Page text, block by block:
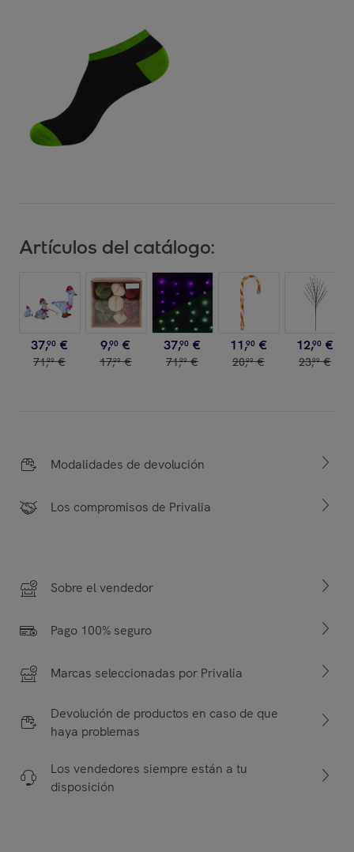
Artículos del catálogo:
37,90 €
71,99 €
9,90 €
17,99 €
37,90 €
71,99 €
11,90 €
20,99 €
12,90 €
23,99 €
Modalidades de devolución
Los compromisos de Privalia
Sobre el vendedor
Pago 100% seguro
Marcas seleccionadas por Privalia
Devolución de productos en caso de que
haya problemas
Los vendedores siempre están a tu
disposición